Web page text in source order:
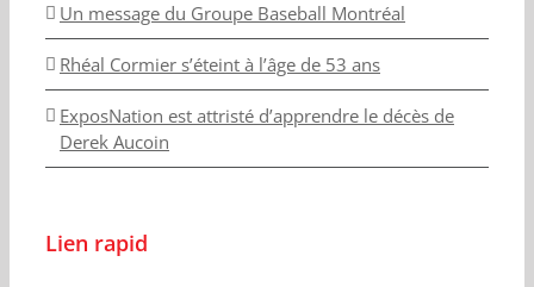
Un message du Groupe Baseball Montréal
Rhéal Cormier s’éteint à l’âge de 53 ans
ExposNation est attristé d’apprendre le décès de
Derek Aucoin
Lien rapid